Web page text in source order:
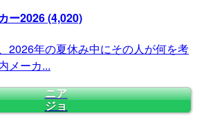
ー2026(4,020)
2026年の夏休み中にその人が何を考
メーカ...
ニア
ジョ